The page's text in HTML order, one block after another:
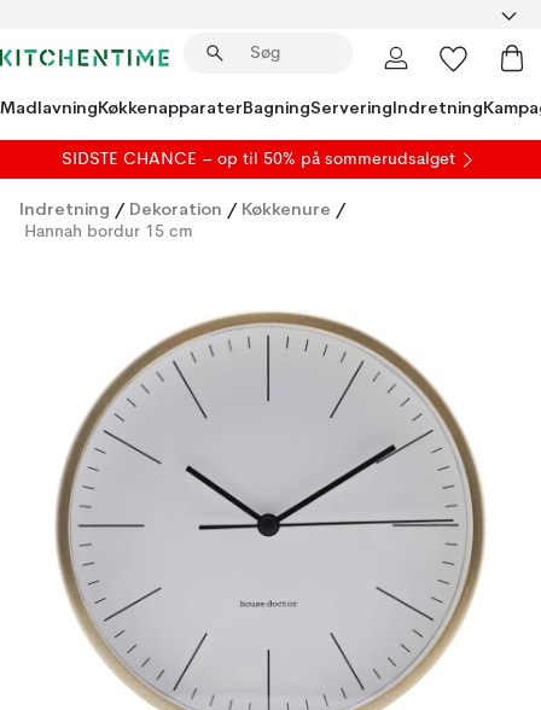
MadlavningKøkkenapparaterBagningServeringIndretning
SIDSTE CHANCE – op til 50% på sommerudsalget
Indretning / Dekoration / Køkkenure /
Hannah bordur 15 cm